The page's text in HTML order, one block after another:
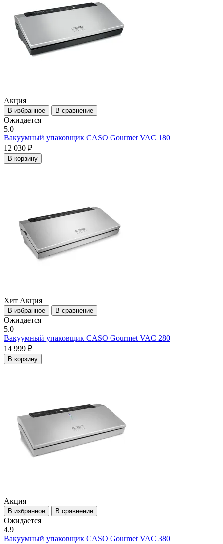
Акция
В избранное В сравнение
Ожидается
5.0
Вакуумный упаковщик CASO Gourmet VAC 180
12 030 ₽
В корзину
Хит Акция
В избранное В сравнение
Ожидается
5.0
Вакуумный упаковщик CASO Gourmet VAC 280
14 999 ₽
В корзину
Акция
В избранное В сравнение
Ожидается
4.9
Вакуумный упаковщик CASO Gourmet VAC 380